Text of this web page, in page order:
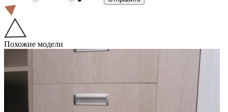
Похожие модели